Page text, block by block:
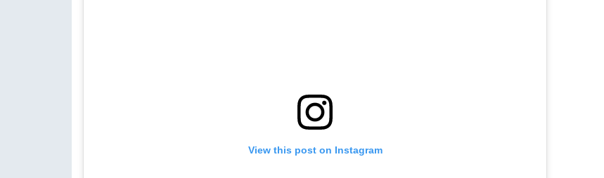
View this post on Instagram